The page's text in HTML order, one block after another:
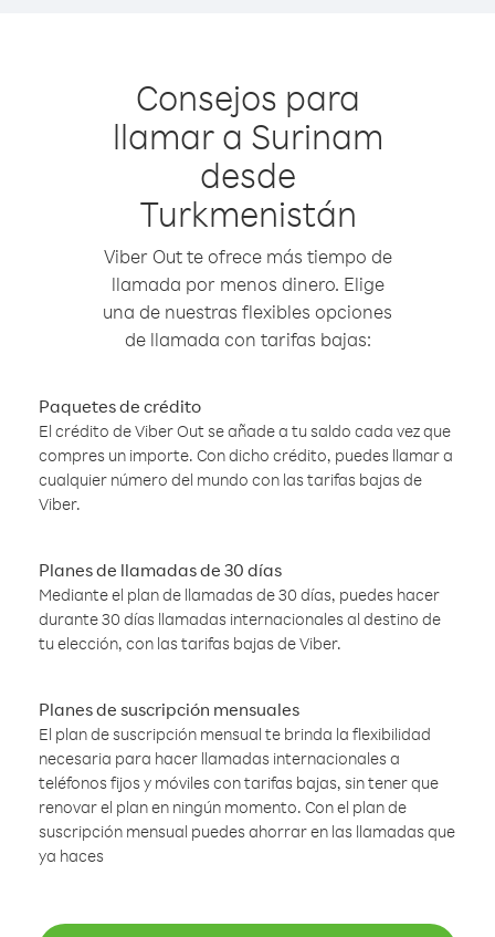
Consejos para
llamar a Surinam
desde
Turkmenistán
Viber Out te ofrece más tiempo de
llamada por menos dinero. Elige
una de nuestras flexibles opciones
de llamada con tarifas bajas:
Paquetes de crédito
El crédito de Viber Out se añade a tu saldo cada vez que
compres un importe. Con dicho crédito, puedes llamar a
cualquier número del mundo con las tarifas bajas de
Viber.
Planes de llamadas de 30 días
Mediante el plan de llamadas de 30 días, puedes hacer
durante 30 días llamadas internacionales al destino de
tu elección, con las tarifas bajas de Viber.
Planes de suscripción mensuales
El plan de suscripción mensual te brinda la flexibilidad
necesaria para hacer llamadas internacionales a
teléfonos fijos y móviles con tarifas bajas, sin tener que
renovar el plan en ningún momento. Con el plan de
suscripción mensual puedes ahorrar en las llamadas que
ya haces